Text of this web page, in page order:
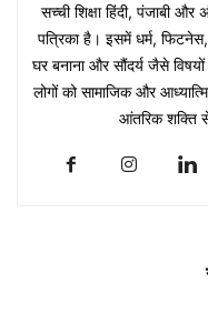
सच्ची शिक्षा हिंदी, पंजाबी
पत्रिका है। इसमें धर्म,
घर बनाना और सौंदर्य जैसे
लोगों को सामाजिक और
आंतरिक शक्ति